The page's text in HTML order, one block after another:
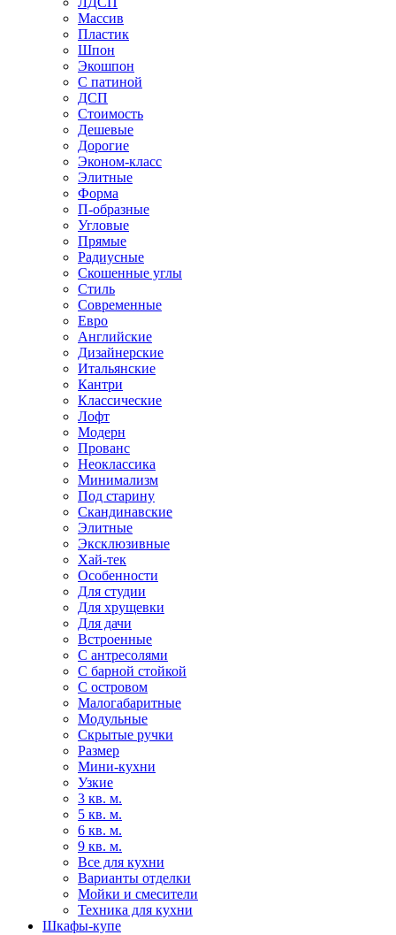
Массив
Пластик
Шпон
Экошпон
С патиной
ДСП
Стоимость
Дешевые
Дорогие
Эконом-класс
Элитные
Форма
П-образные
Угловые
Прямые
Радиусные
Скошенные углы
Стиль
Современные
Евро
Английские
Дизайнерские
Итальянские
Кантри
Классические
Лофт
Модерн
Прованс
Неоклассика
Минимализм
Под старину
Скандинавские
Элитные
Эксклюзивные
Хай-тек
Особенности
Для студии
Для хрущевки
Для дачи
Встроенные
С антресолями
С барной стойкой
С островом
Малогабаритные
Модульные
Скрытые ручки
Размер
Мини-кухни
Узкие
3 кв. м.
5 кв. м.
6 кв. м.
9 кв. м.
Все для кухни
Варианты отделки
Мойки и смесители
Техника для кухни
Шкафы-купе